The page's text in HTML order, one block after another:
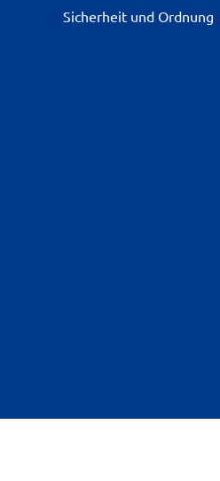
Sicherheit und Ordnung